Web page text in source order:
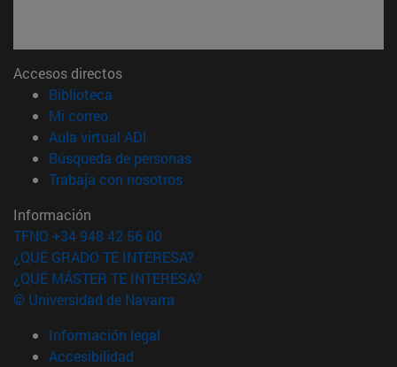
Accesos directos
Biblioteca
Mi correo(abre en nueva ventana)
Aula virtual ADI
Búsqueda de personas(abre en nueva ventana)
Trabaja con nosotros(abre en nueva ventana)
Información
TFNO +34 948 42 56 00
¿QUÉ GRADO TE INTERESA?
¿QUÉ MÁSTER TE INTERESA?
© Universidad de Navarra
Información legal
Accesibilidad